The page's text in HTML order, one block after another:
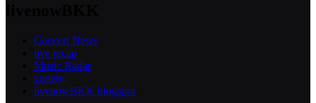
Concert News
live recap
Music Radar
variety
livenowBKK blogspot